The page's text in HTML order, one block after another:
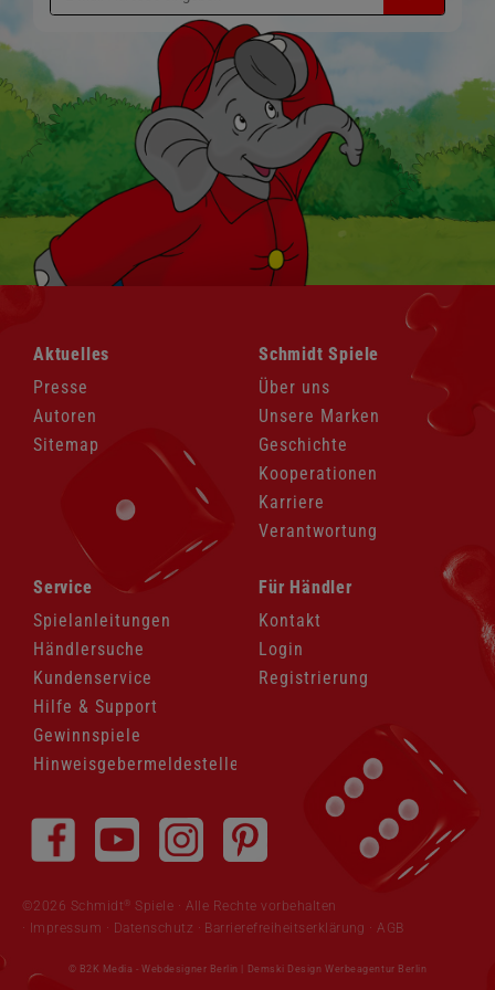
Navigation
überspringen
Aktuelles
Presse
Autoren
Sitemap
Navigation
überspringen
Schmidt Spiele
Über uns
Unsere Marken
Geschichte
Kooperationen
Karriere
Verantwortung
Navigation
überspringen
Service
Spielanleitungen
Händlersuche
Kundenservice
Hilfe & Support
Gewinnspiele
Hinweisgebermeldestelle
Navigation
überspringen
Für Händler
Kontakt
Login
Registrierung
überspringen
©2026 Schmidt ®
Spiele · Alle Rechte vorbehalten
Impressum · Datenschutz · Barrierefreiheitserklärung ·AGB
© B2K Media -Webdesigner Berlin Demski Design Werbeagentur Berlin